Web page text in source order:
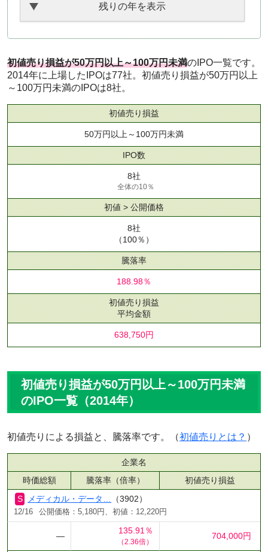
残りの年を表示
初値売り損益が50万円以上～100万円未満のIPO一覧です。
2014年に上場したIPOは77社。初値売り損益が50万円以上
～100万円未満のIPOは8社。
初値売り損益
50万円以上～100万円未満
IPO数
8社
全体の10％
初値 > 公開価格
8社
（100％）
騰落率
188.98％
初値売り損益
平均金額
638,750円
初値売り損益が50万円以上～100万円未満
のIPO一覧（2014年）
初値売りによる損益と、騰落率です。（初値売りとは？ ）
企業名
時価総額
騰落率（倍率）
初値売り損益
メディカル・データ…
（3902）
12/16 公開価格：5,180円、初値：12,220円
―
135.91％
（2.36倍）
704,000円